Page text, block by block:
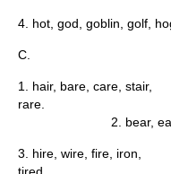
4. hot, god, goblin, golf,
С.
1. hair, bare, care, stair,
2. bear, ear,
3. hire, wire, fire, iron,